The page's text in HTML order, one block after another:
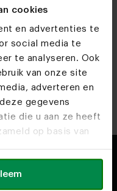
cookies
en advertenties te
social media te
te analyseren. Ook
van onze site
adverteren en
gegevens
die u aan ze heeft
op basis van
naar boven